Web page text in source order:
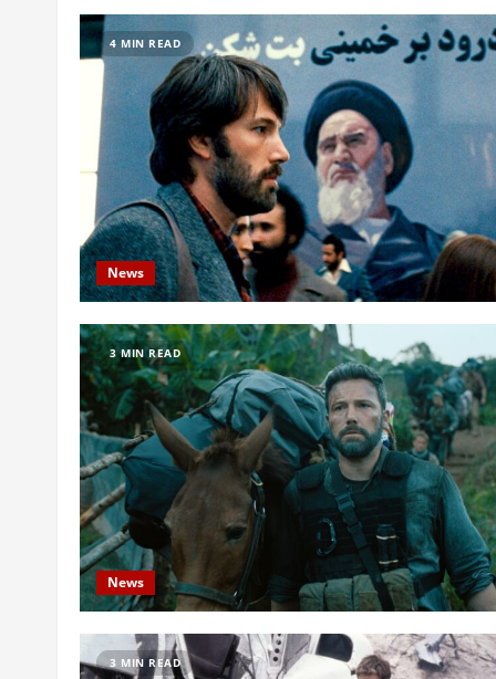
4 MIN READ
News
3 MIN READ
News
3 MIN READ